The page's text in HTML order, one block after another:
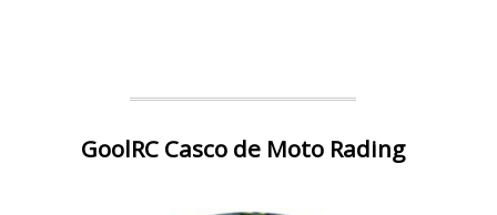
GoolRC Casco de Moto Rading